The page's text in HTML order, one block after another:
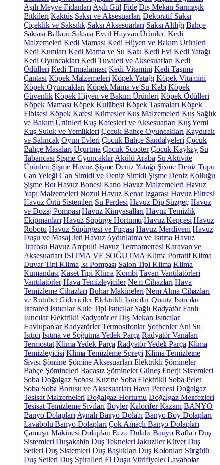
Aşılı Meyve Fidanları Aşılı Gül Fide Dış Mekan Sarmaşık
Bitkileri Kaktüs Saksı ve Aksesuarları Dekoratif Saksı
Çiçeklik ve Saksılık Saksı Aksesuarları Saksı Altlığı Bahçe
Saksısı Balkon Saksısı Evcil Hayvan Ürünleri Kedi
Malzemeleri Kedi Maması Kedi Hijyen ve Bakım Ürünleri
Kedi Kumları Kedi Mama ve Su Kabı Kedi Evi Kedi Yatağı
Kedi Oyuncakları Kedi Tuvaleti ve Aksesuarları Kedi
Ödülleri Kedi Tırmalaması Kedi Vitamini Kedi Taşıma
Çantası Köpek Malzemeleri Köpek Yatağı Köpek Vitamini
Köpek Oyuncakları Köpek Mama ve Su Kabı Köpek
Güvenlik Köpek Hijyen ve Bakım Ürünleri Köpek Ödülleri
Köpek Maması Köpek Kulübesi Köpek Tasmaları Köpek
Elbisesi Köpek Kafesi Kümesler Kuş Malzemeleri Kuş Sağlık
ve Bakım Ürünleri Kuş Kafesleri ve Aksesuarları Kuş Yemi
Kuş Suluk ve Yemlikleri Çocuk Bahçe Oyuncakları Kaydırak
ve Salıncak Oyun Evleri Çocuk Bahçe Sandalyeleri Çocuk
Bahçe Masaları Uçurtma Çocuk Scooter Çocuk Kaykay Su
Tabancası Şişme Oyuncaklar Akülü Araba Su Aktivite
Ürünleri Şişme Havuz Şişme Deniz Yatağı Şişme Deniz Topu
Can Yeleği Can Simidi ve Deniz Simidi Şişme Deniz Kolluğu
Şişme Bot Havuz Bonesi Kano Havuz Malzemeleri Havuz
Yapı Malzemeleri Nozul Havuz Kenar Izgarası Havuz Filtresi
Havuz Örtü Sistemleri Su Perdesi Havuz Dip Süzgeç Havuz
ve Dozaj Pompası Havuz Kimyasalları Havuz Temizlik
Ekipmanları Havuz Süpürge Hortumu Havuz Kepçesi Havuz
Robotu Havuz Süpürgesi ve Fırçası Havuz Merdiveni Havuz
Duşu ve Masaj Jeti Havuz Aydınlatma ve Isıtma Havuz
Trafosu Havuz Ampulü Havuz Termometresi Karavan ve
Aksesuarları ISITMA VE SOĞUTMA Klima Portatif Klima
Duvar Tipi Klima Isı Pompası Salon Tipi Klima Klima
Kumandası Kaset Tipi Klima Kombi Tavan Vantilatörleri
Vantilatörler Hava Temizleyiciler Nem Cihazları Hava
Temizleme Cihazları Buhar Makineleri Nem Alma Cihazları
ve Rutubet Gidericiler Elektrikli Isıtıcılar Quartz Isıtıcılar
Infrared Isıtıcılar Kule Tipi IsıtıcılarYağlı Radyatör Fanlı
Isıtıcılar Elektrikli Radyatörler Dış Mekan Isıtıcılar
Havlupanlar Radyatörler Termosifonlar Şofbenler Ani Su
Isıtıcı Isıtma ve Soğutma Yedek Parça Radyatör Vanaları
Termostat Klima Yedek Parça Radyatör Yedek Parça Klima
Temizleyicisi Klima Temizleme Spreyi Klima Temizleme
Sıvısı Şömine Şömine Aksesuarları Elektrikli Şömineler
Bahçe Şömineleri Bacasız Şömineler Güneş Enerji Sistemleri
Soba Doğalgaz Sobası Kuzine Soba Elektrikli Soba Pelet
Soba Soba Borusu ve Aksesuarları Hava Perdesi Doğalgaz
Tesisat Malzemeleri Doğalgaz Hortumu Doğalgaz Menfezleri
Tesisat Temizleme Sıvıları Boyler Kalorifer Kazanı BANYO
Banyo Dolapları Aynalı Banyo Dolabı Banyo Boy Dolapları
Lavabolu Banyo Dolapları Çok Amaçlı Banyo Dolapları
Çamaşır Makinesi Dolapları Ecza Dolabı Banyo Rafları Duş
Sistemleri Duşakabin Duş Tekneleri Jakuziler Küvet Duş
Setleri Duş Sistemleri Duş Başlıkları Duş Kolonları Sürgülü
Duş Setleri Duş Spiralleri El Duşu Vitrifiyeler Lavabolar